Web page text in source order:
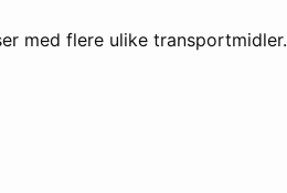
med flere ulike transportmidler.